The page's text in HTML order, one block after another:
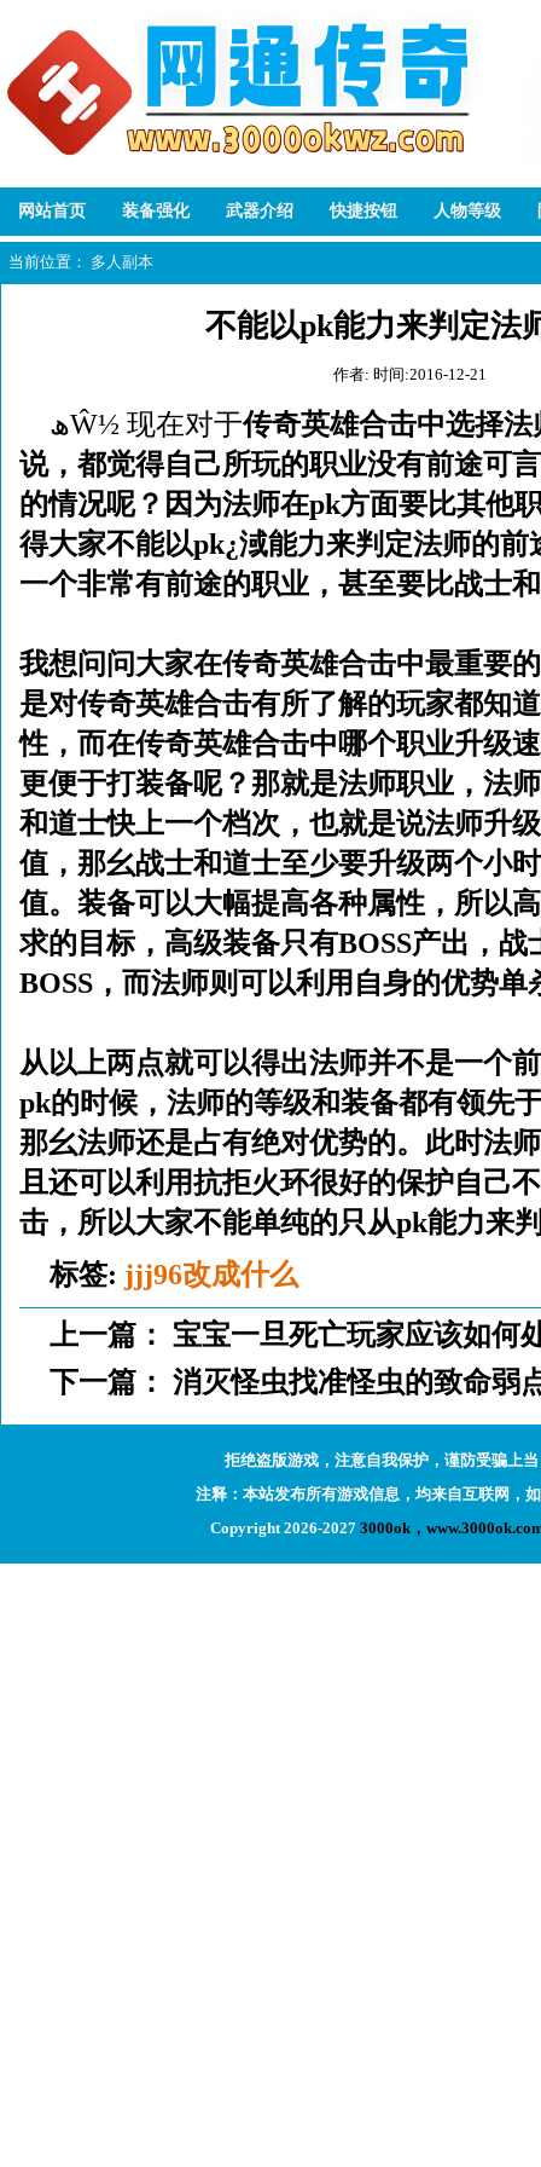
网站首页 装备强化 武器介绍 快捷按钮 人物等级
当前位置： 多人副本
不能以pk能力来判定法
作者: 时间:2016-12-21
ھŴ½ 现在对于传奇英雄合击中选择
说，都觉得自己所玩的职业没有前途可
的情况呢？因为法师在pk方面要比其他
得大家不能以pk¿淢能力来判定法师的前
一个非常有前途的职业，甚至要比战士
我想问问大家在传奇英雄合击中最重要
是对传奇英雄合击有所了解的玩家都知
性，而在传奇英雄合击中哪个职业升级
更便于打装备呢？那就是法师职业，法
和道士快上一个档次，也就是说法师升
值，那幺战士和道士至少要升级两个小
值。装备可以大幅提高各种属性，所以
求的目标，高级装备只有BOSS产出，
BOSS，而法师则可以利用自身的优势单
从以上两点就可以得出法师并不是一个
pk的时候，法师的等级和装备都有领先
那幺法师还是占有绝对优势的。此时法
且还可以利用抗拒火环很好的保护自己
击，所以大家不能单纯的只从pk能力来
标签: jjj96改成什么
上一篇： 宝宝一旦死亡玩家应该如何
下一篇： 消灭怪虫找准怪虫的致命弱
拒绝盗版游戏，注意自我保护，谨防受骗上
注释：本站发布所有游戏信息，均来自互联网，
Copyright 2026-2027 3000ok，